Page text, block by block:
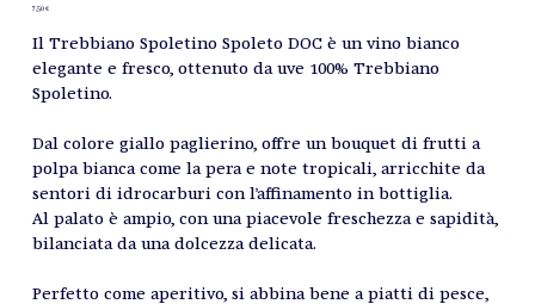
Prezzo
7,50 €
Il Trebbiano Spoletino Spoleto DOC è un vino bianco
elegante e fresco, ottenuto da uve 100% Trebbiano
Spoletino.
Dal colore giallo paglierino, offre un bouquet di frutti a
polpa bianca come la pera e note tropicali, arricchite da
sentori di idrocarburi con l’affinamento in bottiglia.
Al palato è ampio, con una piacevole freschezza e sapidità,
bilanciata da una dolcezza delicata.
Perfetto come aperitivo, si abbina bene a piatti di pesce,